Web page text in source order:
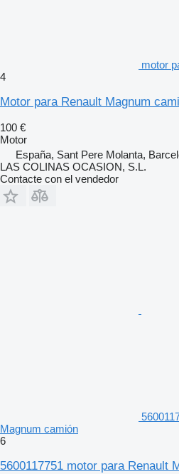
motor
4
Motor para Renault Magnum
100 €
Motor
España, Sant Pere Molanta,
LAS COLINAS OCASION, S.L.
Contacte con el vendedor
Magnum camión
6
5600117751 motor para Renault